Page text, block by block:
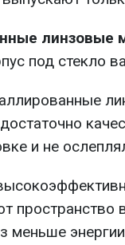
линзовые
под стекло
и не
пространство
меньше